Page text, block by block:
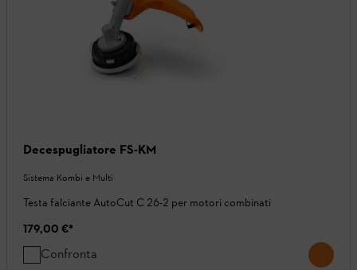
Decespugliatore FS-KM
Sistema Kombi e Multi
Testa falciante AutoCut C 26-2 per motori combinati
179,00 €*
Confronta